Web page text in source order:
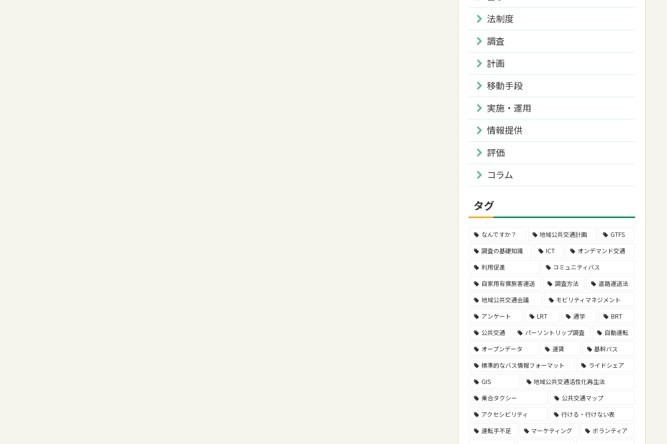
法制度
調査
計画
移動手段
実施・運用
情報提供
評価
コラム
タグ
なんですか？ 地域公共交通計画
GTFS
調査の基礎知識
ICT
オンデマンド交通
利用促進
コミュニティバス
自家用有償旅客運送
調査方法
道路運送法
地域公共交通会議
モビリティマネジメント
アンケート
LRT 通学
BRT
公共交通
パーソントリップ調査
自動運転
オープンデータ
運賃
基幹バス
標準的なバス情報フォーマット
ライドシェア
GIS
地域公共交通活性化再生法
乗合タクシー
公共交通マップ
アクセシビリティ
行ける・行けない表
運転手不足
マーケティング
ボランティア